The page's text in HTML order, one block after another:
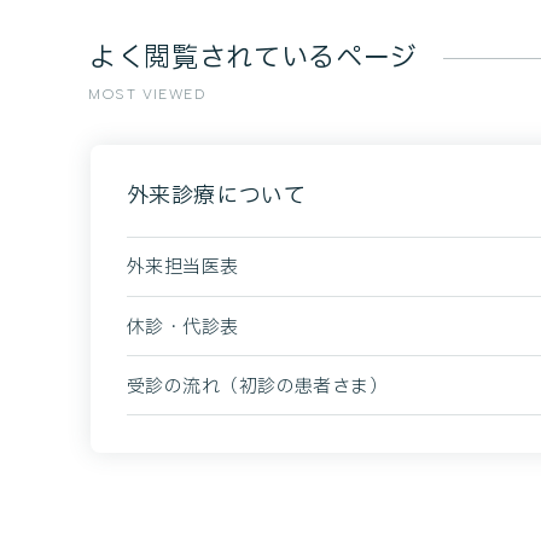
よく閲覧されているページ
MOST VIEWED
外来診療について
外来担当医表
休診・代診表
受診の流れ（初診の患者さま）